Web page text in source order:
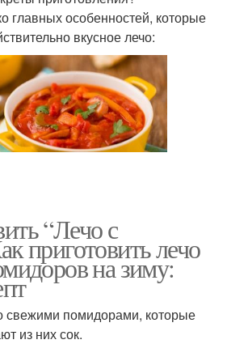
главных особенностей, которые
вкусное лечо:
“Лечо с
приготовить лечо
на зиму:
свежими помидорами, которые
из них сок.